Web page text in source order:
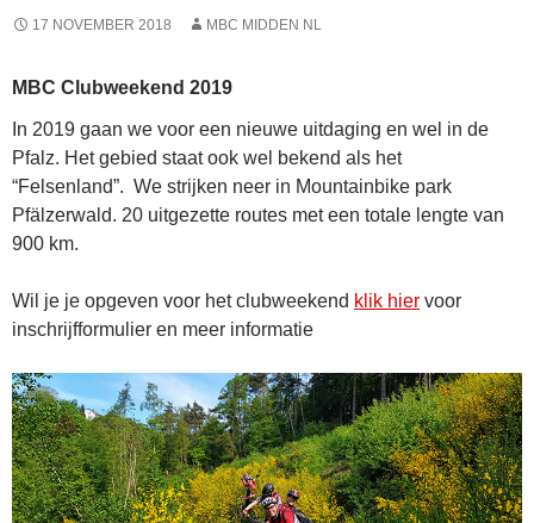
17 NOVEMBER 2018 MBC MIDDEN NL
MBC Clubweekend 2019
In 2019 gaan we voor een nieuwe uitdaging en wel in de
Pfalz. Het gebied staat ook wel bekend als het
“Felsenland”. We strijken neer in Mountainbike park
Pfälzerwald. 20 uitgezette routes met een totale lengte van
900 km.
Wil je je opgeven voor het clubweekend klik hier voor
inschrijfformulier en meer informatie